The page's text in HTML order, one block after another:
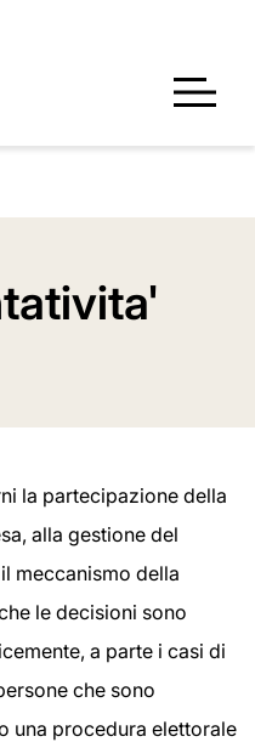
la partecipazione della
alla gestione del
meccanismo della
le decisioni sono
a parte i casi di
che sono
una procedura elettorale